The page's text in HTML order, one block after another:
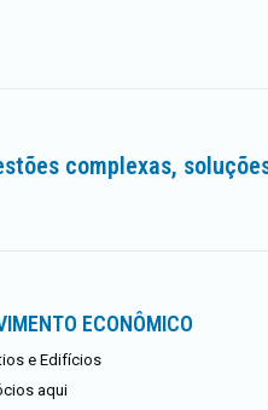
complexas,
ECONÔMICO
e Edifícios
aqui